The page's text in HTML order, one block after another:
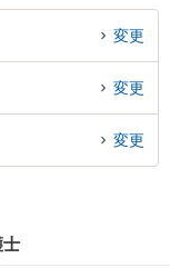
変更
変更
変更